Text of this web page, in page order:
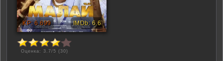
Оценка: 3.7/5 (30)